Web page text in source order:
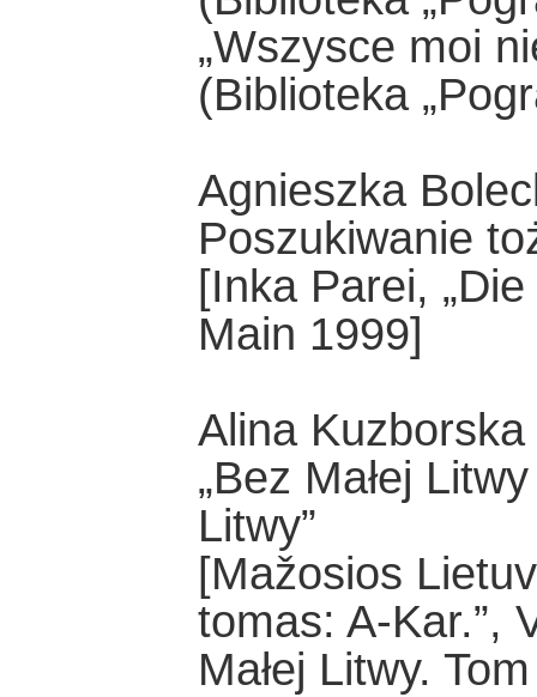
„Wszysce moi
(Biblioteka
Agnieszka
Poszukiwanie
[Inka Parei,
Main 1999]
Alina Kuzborska
„Bez Małej
Litwy”
[Mažosios
tomas: A-Kar.”,
Małej Litwy.